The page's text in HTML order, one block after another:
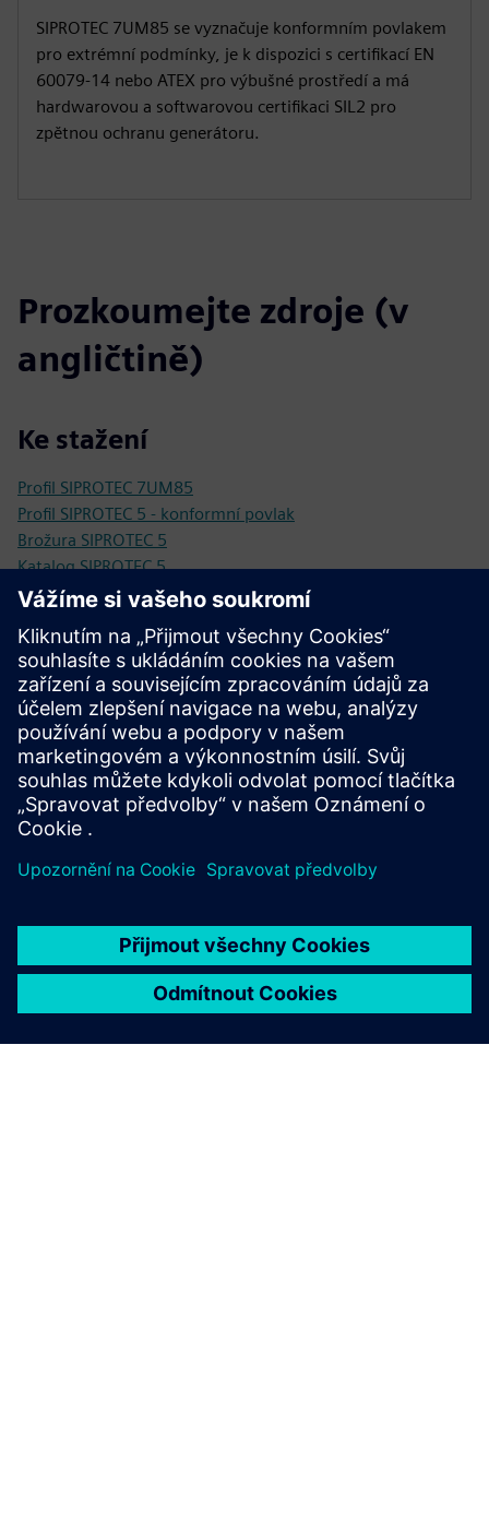
SIPROTEC 7UM85 se vyznačuje konformním povlakem
pro extrémní podmínky, je k dispozici s certifikací EN
60079-14 nebo ATEX pro výbušné prostředí a má
hardwarovou a softwarovou certifikaci SIL2 pro
zpětnou ochranu generátoru.
Prozkoumejte zdroje (v
angličtině)
Ke stažení
Profil SIPROTEC 7UM85
Profil SIPROTEC 5 - konformní povlak
Brožura SIPROTEC 5
Katalog SIPROTEC 5
Technická dokumentace
Technická dokumentace, Firmware, Příklady softwarových
aplikací a FAQ (SIOS)
Internetový obchod - Industry Mall
SIPROTEC 7UM85